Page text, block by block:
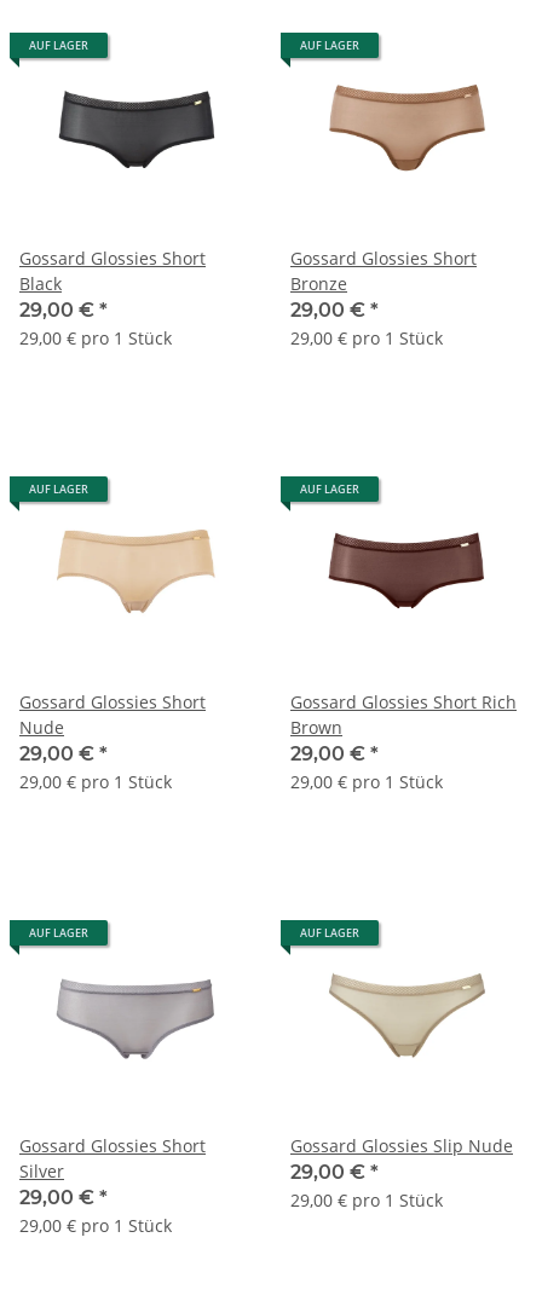
AUF LAGER
Gossard Glossies Short
Black
29,00 € *
29,00 € pro 1 Stück
AUF LAGER
Gossard Glossies Short
Bronze
29,00 € *
29,00 € pro 1 Stück
AUF LAGER
Gossard Glossies Short
Nude
29,00 € *
29,00 € pro 1 Stück
AUF LAGER
Gossard Glossies Short Rich
Brown
29,00 € *
29,00 € pro 1 Stück
AUF LAGER
Gossard Glossies Short
Silver
29,00 € *
29,00 € pro 1 Stück
AUF LAGER
Gossard Glossies Slip Nude
29,00 € *
29,00 € pro 1 Stück